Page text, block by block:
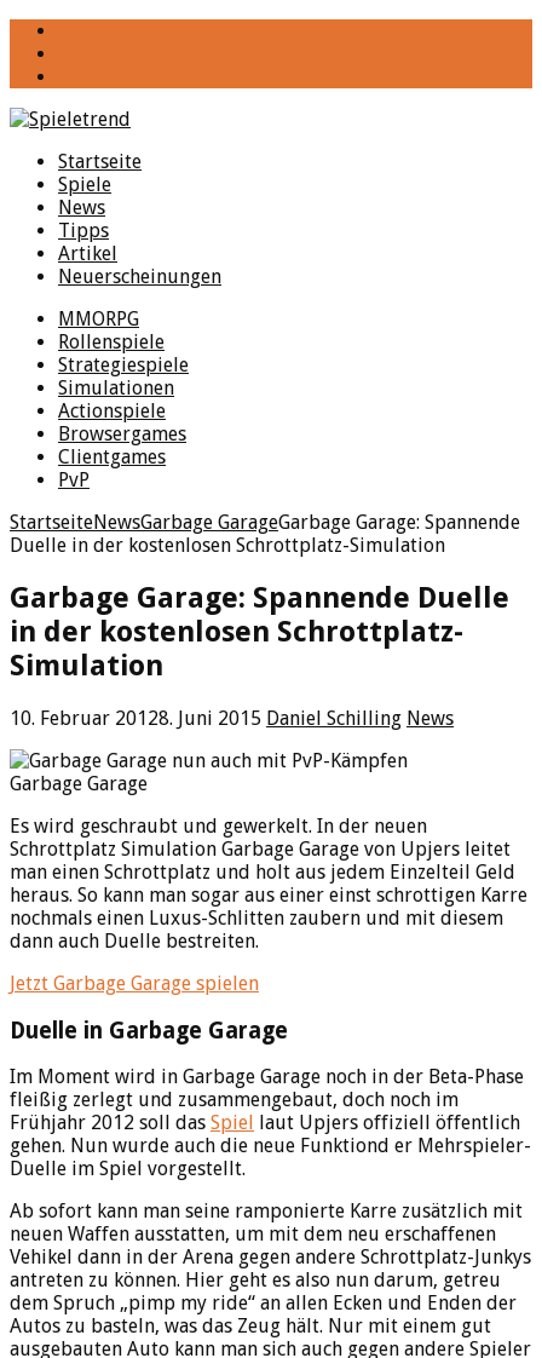
Startseite
Spiele
News
Tipps
Artikel
Neuerscheinungen
MMORPG
Rollenspiele
Strategiespiele
Simulationen
Actionspiele
Browsergames
Clientgames
PvP
StartseiteNewsGarbage GarageGarbage Garage: Spannende
Duelle in der kostenlosen Schrottplatz-Simulation
Garbage Garage: Spannende Duelle
in der kostenlosen Schrottplatz-
Simulation
10. Februar 20128. Juni 2015 Daniel Schilling News
Garbage Garage
Es wird geschraubt und gewerkelt. In der neuen
Schrottplatz Simulation Garbage Garage von Upjers leitet
man einen Schrottplatz und holt aus jedem Einzelteil Geld
heraus. So kann man sogar aus einer einst schrottigen Karre
nochmals einen Luxus-Schlitten zaubern und mit diesem
dann auch Duelle bestreiten.
Jetzt Garbage Garage spielen
Duelle in Garbage Garage
Im Moment wird in Garbage Garage noch in der Beta-Phase
fleißig zerlegt und zusammengebaut, doch noch im
Frühjahr 2012 soll das Spiel
laut Upjers offiziell öffentlich
gehen. Nun wurde auch die neue Funktiond er Mehrspieler-
Duelle im Spiel vorgestellt.
Ab sofort kann man seine ramponierte Karre zusätzlich mit
neuen Waffen ausstatten, um mit dem neu erschaffenen
Vehikel dann in der Arena gegen andere Schrottplatz-Junkys
antreten zu können. Hier geht es also nun darum, getreu
dem Spruch „pimp my ride“ an allen Ecken und Enden der
Autos zu basteln, was das Zeug hält. Nur mit einem gut
ausgebauten Auto kann man sich auch gegen andere Spieler